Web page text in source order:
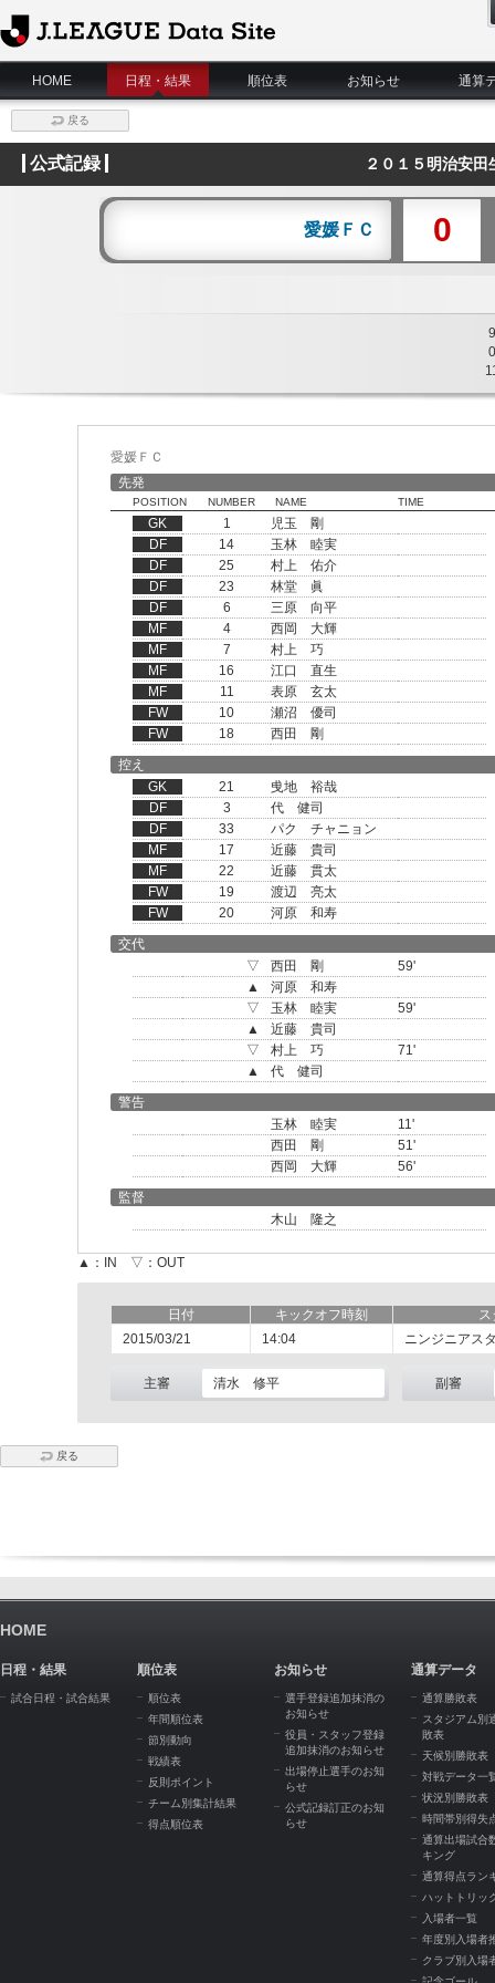
J.League Data Site
HOME
日程・結果 順位表 お知らせ 通算
戻る
公式記録 ２０１５明治安
愛媛ＦＣ 0
9
0
愛媛ＦＣ
先発
POSITION NUMBER NAME TIME
GK 1
児玉 剛
DF
14
玉林 睦実
DF
25
村上 佑介
DF
23
林堂 眞
DF
6
三原 向平
MF
4
西岡 大輝
MF
7
村上 巧
MF
16
江口 直生
MF
11
表原 玄太
FW
10
瀬沼 優司
FW
18
西田 剛
控え
GK
21
曵地 裕哉
DF
3
代 健司
DF
33
パク チャニョン
MF
17
近藤 貴司
MF
22
近藤 貫太
FW
19
渡辺 亮太
FW
20
河原 和寿
交代
▽
西田 剛
59'
▲
河原 和寿
▽
玉林 睦実
59'
▲
近藤 貴司
▽
村上 巧
71'
▲
代 健司
警告
玉林 睦実
11'
西田 剛
51'
西岡 大輝
56'
監督
木山 隆之
▲：IN ▽：OUT
日付 キックオフ時刻
ス
2015/03/21
14:04 ニンジニアス
主審 清水 修平 副審
戻る
HOME
日程・結果
試合日程・試合結果
順位表
順位表
年間順位表
節別動向
戦績表
反則ポイント
チーム別集計結果
得点順位表
お知らせ
選手登録追加抹消の
お知らせ
役員・スタッフ登録
追加抹消のお知らせ
出場停止選手のお知
らせ
公式記録訂正のお知
らせ
通算データ
通算勝敗表
スタジアム別
敗表
天候別勝敗表
対戦データ一
状況別勝敗表
時間帯別得失
通算出場試合
キング
通算得点ラン
ハットトリッ
入場者一覧
年度別入場者
クラブ別入場